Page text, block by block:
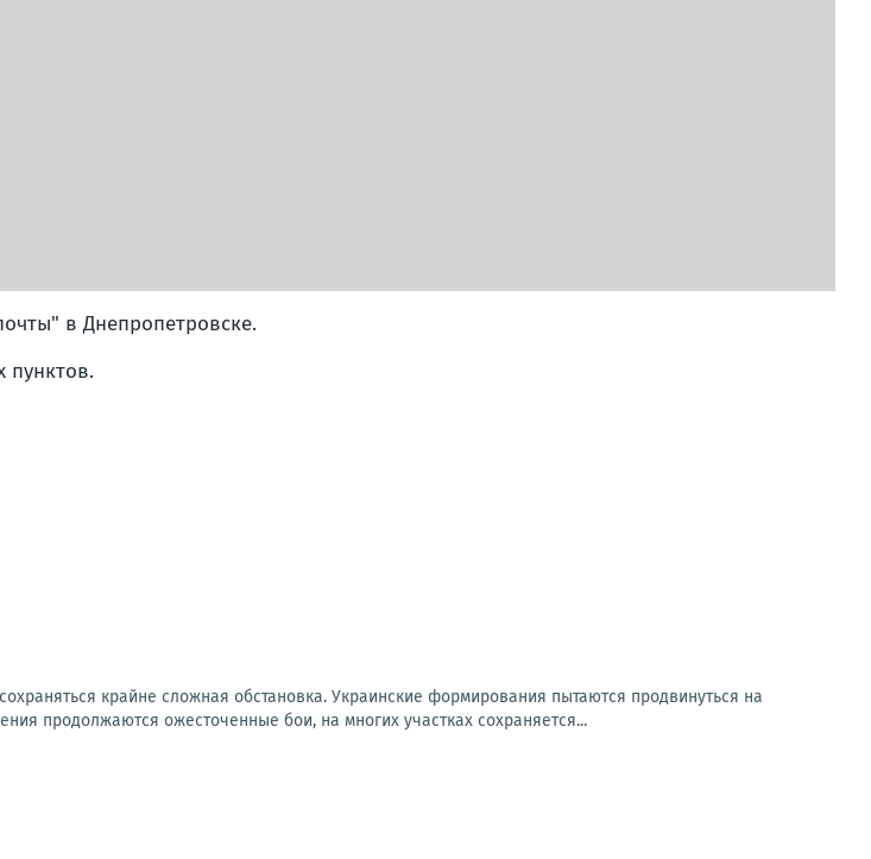
в Днепропетровске.
пунктов.
крайне сложная обстановка. Украинские формирования пытаются продвинуться на
продолжаются ожесточенные бои, на многих участках сохраняется...